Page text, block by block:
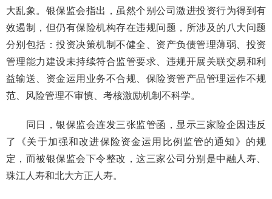
大乱象。银保监会指出，虽然个别公司激进投资行为得到有
效遏制，但仍有保险机构存在违规问题，所涉及的八大问题
分别包括：投资决策机制不健全、资产负债管理薄弱、投资
管理能力建设未持续符合监管要求、违规开展关联交易和利
益输送、资金运用业务不合规、保险资管产品管理运作不规
范、风险管理不审慎、考核激励机制不科学。
同日，银保监会连发三张监管函，显示三家险企因违反
了《关于加强和改进保险资金运用比例监管的通知》的规
定，而被银保监会下令整改，这三家公司分别是中融人寿、
珠江人寿和北大方正人寿。